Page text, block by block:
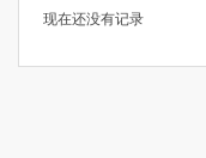
现在还没有记录